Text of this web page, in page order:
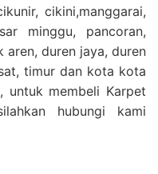
cikini,manggarai,
minggu, pancoran,
aren, duren jaya, duren
timur dan kota kota
untuk membeli Karpet
hubungi kami